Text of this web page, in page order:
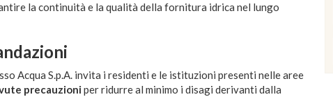
la continuità e la qualità della fornitura idrica nel lungo
Acqua S.p.A. invita i residenti e le istituzioni presenti nelle aree
precauzioni per ridurre al minimo i disagi derivanti dalla